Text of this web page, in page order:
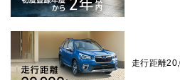
走行距離